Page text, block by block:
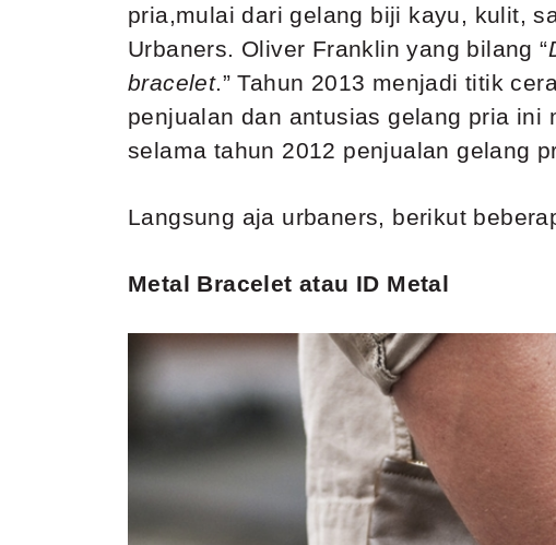
pria,mulai dari gelang biji kayu, kulit,
Urbaners. Oliver Franklin yang bilang “
bracelet.” Tahun 2013 menjadi titik
penjualan dan antusias gelang pria ini
selama tahun 2012 penjualan gelang
Langsung aja urbaners, berikut
Metal Bracelet atau ID Metal